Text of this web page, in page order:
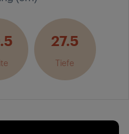
27.5
Tiefe